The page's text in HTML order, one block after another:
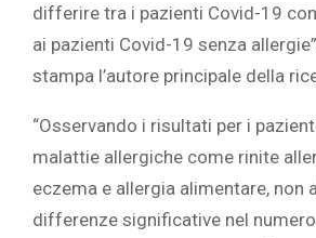
differire tra i pazienti Covid-19
ai pazienti Covid-19 senza
stampa l’autore principale della
“Osservando i risultati per i
malattie allergiche come rinite
eczema e allergia alimentare, non
differenze significative nel